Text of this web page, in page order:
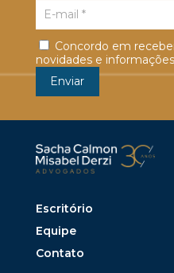
Concordo em
novidades e
Escritório
Equipe
Contato